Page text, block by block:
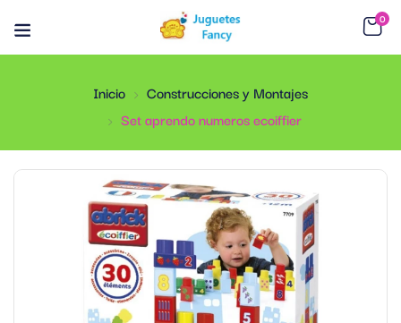
0
Inicio
Construcciones y Montajes
Set aprendo numeros ecoiffier